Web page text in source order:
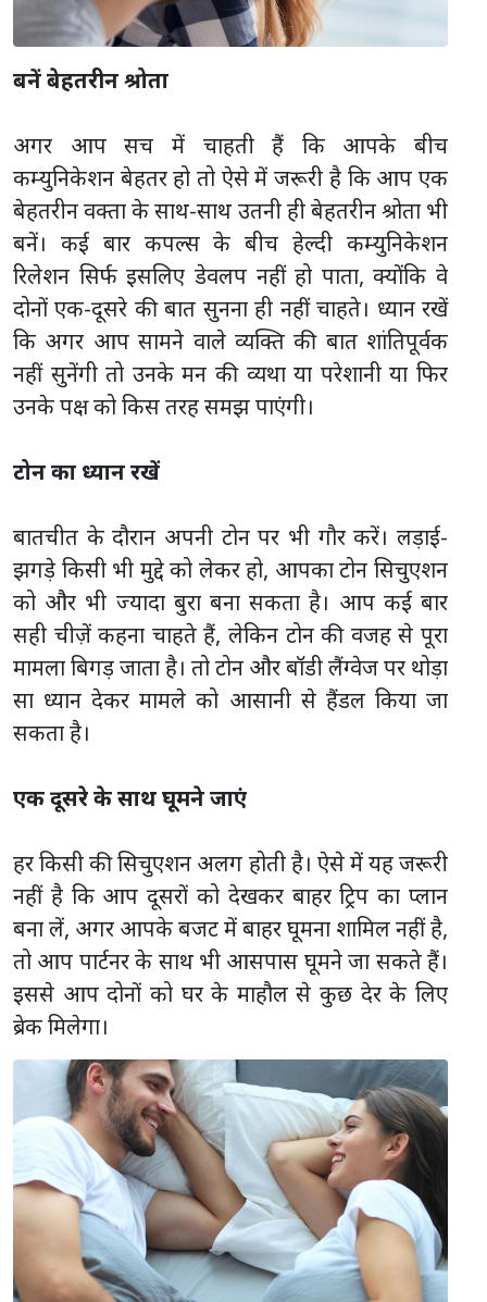
बनें बेहतरीन श्रोता
अगर आप सच में चाहती हैं कि आपके बीच
कम्युनिकेशन बेहतर हो तो ऐसे में जरूरी है कि आप एक
बेहतरीन वक्ता के साथ-साथ उतनी ही बेहतरीन श्रोता भी
बनें। कई बार कपल्स के बीच हेल्दी कम्युनिकेशन
रिलेशन सिर्फ इसलिए डेवलप नहीं हो पाता, क्योंकि वे
दोनों एक-दूसरे की बात सुनना ही नहीं चाहते। ध्यान रखें
कि अगर आप सामने वाले व्यक्ति की बात शांतिपूर्वक
नहीं सुनेंगी तो उनके मन की व्यथा या परेशानी या फिर
उनके पक्ष को किस तरह समझ पाएंगी।
टोन का ध्यान रखें
बातचीत के दौरान अपनी टोन पर भी गौर करें। लड़ाई-
झगड़े किसी भी मुद्दे को लेकर हो, आपका टोन सिचुएशन
को और भी ज्यादा बुरा बना सकता है। आप कई बार
सही चीज़ें कहना चाहते हैं, लेकिन टोन की वजह से पूरा
मामला बिगड़ जाता है। तो टोन और बॉडी लैंग्वेज पर थोड़ा
सा ध्यान देकर मामले को आसानी से हैंडल किया जा
सकता है।
एक दूसरे के साथ घूमने जाएं
हर किसी की सिचुएशन अलग होती है। ऐसे में यह जरूरी
नहीं है कि आप दूसरों को देखकर बाहर ट्रिप का प्लान
बना लें, अगर आपके बजट में बाहर घूमना शामिल नहीं है,
तो आप पार्टनर के साथ भी आसपास घूमने जा सकते हैं।
इससे आप दोनों को घर के माहौल से कुछ देर के लिए
ब्रेक मिलेगा।